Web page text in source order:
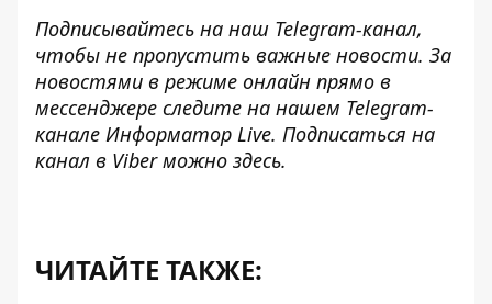
Подписывайтесь на наш Telegram-канал,
чтобы не пропустить важные новости. За
новостями в режиме онлайн прямо в
мессенджере следите на нашем Telegram-
канале Информатор Live. Подписаться на
канал в Viber можно здесь.
ЧИТАЙТЕ ТАКЖЕ: